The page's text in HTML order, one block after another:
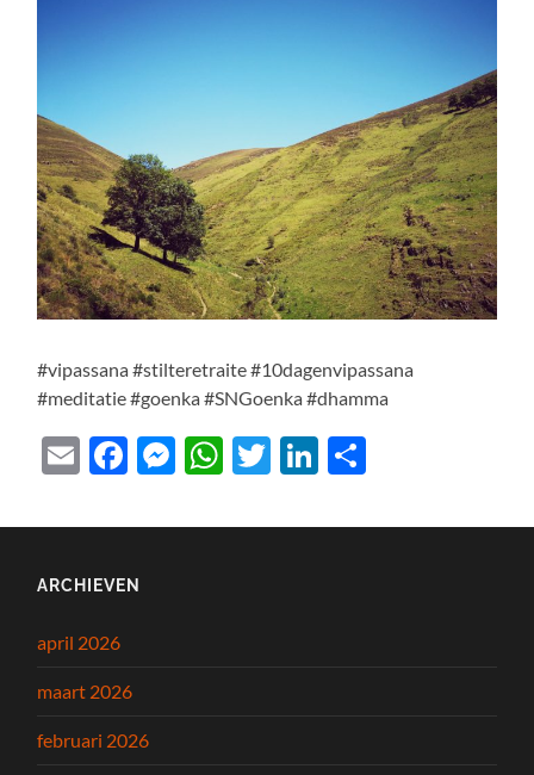
#vipassana #stilteretraite #10dagenvipassana
#meditatie #goenka #SNGoenka #dhamma
EmailFacebook
Messenger
WhatsApp
TwitterLinkedIn
ARCHIEVEN
april 2026
maart 2026
februari 2026